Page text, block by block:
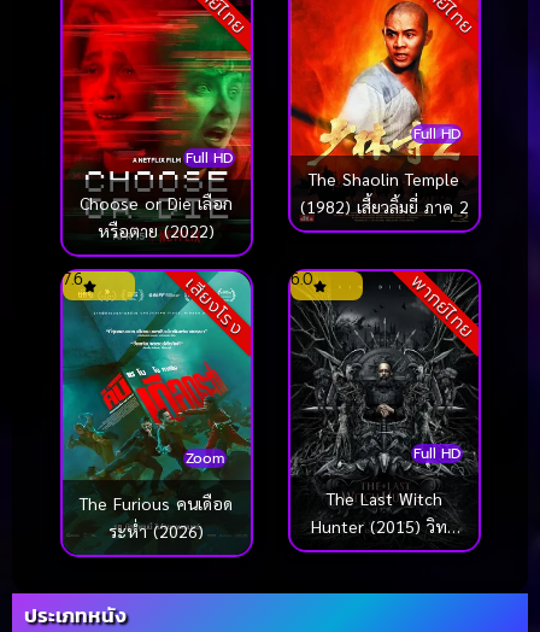
Full HD
Choose or Die เลือก
หรือตาย (2022)
Full HD
The Shaolin Temple
(1982) เสี้ยวลิ้มยี่ ภาค 2
เสียงโรง
Zoom
7.6
The Furious คนเดือด
ระห่ำ (2026)
พากย์ไทย
Full HD
6.0
The Last Witch
Hunter (2015) วิทช์
ฮันเตอร์ เพชฌฆาต
ประเภทหนัง